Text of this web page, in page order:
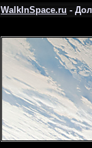
WalkInSpace.ru-